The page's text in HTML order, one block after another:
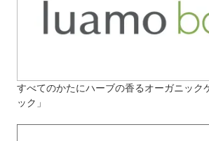
すべてのかたにハーブの香るオーガニック
ック」